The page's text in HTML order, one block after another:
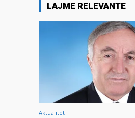
LAJME RELEVANTE
Aktualitet